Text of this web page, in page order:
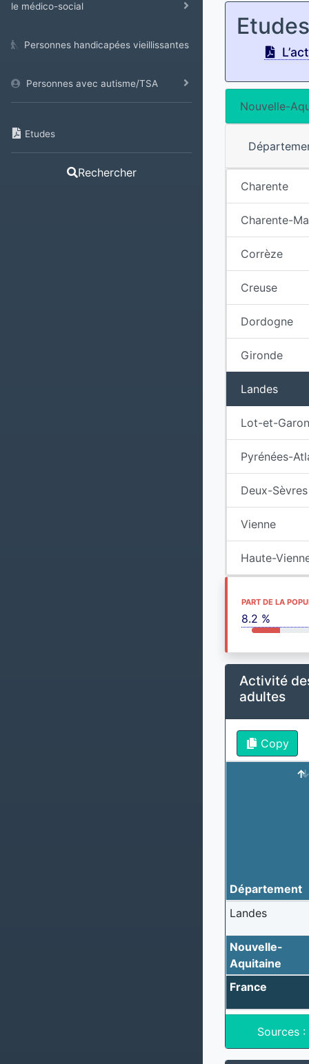
le médico-social
Personnes handicapées vieillissantes
Personnes avec autisme/TSA
Etudes
Rechercher
Etudes
Nouvelle-
Charente
Charente-
Corrèze
Creuse
Dordogne
Gironde
Landes
Lot-et-
Pyrénées-
Deux-Sèvres
Vienne
Haute-
PART DE LA
8.2 %
Activité
adultes
Copy
Département
Landes
Nouvelle-
Aquitaine
France
Sources :